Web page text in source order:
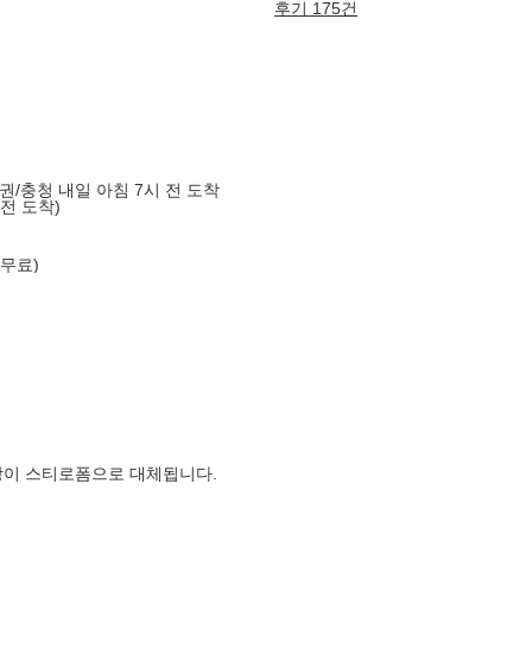
후기 175건
/충청 내일 아침 7시 전 도착
도착)
료)
스티로폼으로 대체됩니다.